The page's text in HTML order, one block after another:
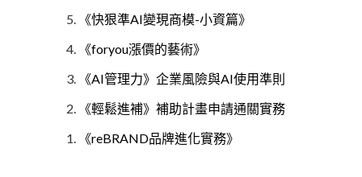
《快狠準AI變現商模-小資篇》
《foryou漲價的藝術》
《AI管理力》企業風險與AI使用準則
《輕鬆進補》補助計畫申請通關實務
《reBRAND品牌進化實務》